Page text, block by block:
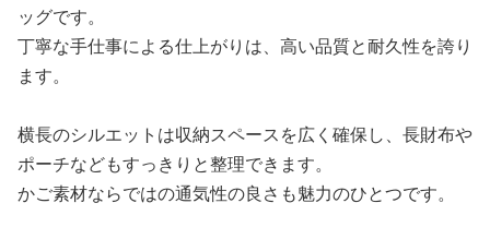
ッグです。
丁寧な手仕事による仕上がりは、高い品質と耐久性を誇り
ます。
横長のシルエットは収納スペースを広く確保し、長財布や
ポーチなどもすっきりと整理できます。
かご素材ならではの通気性の良さも魅力のひとつです。